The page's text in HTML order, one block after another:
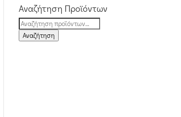
Αναζήτηση Προϊόντων
Αναζήτηση
για:
Αναζήτηση